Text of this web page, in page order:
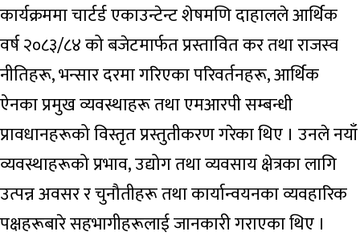
कार्यक्रममा चार्टर्ड एकाउन्टेन्ट शेषमणि दाहालले आर्थिक
वर्ष २०८३/८४ को बजेटमार्फत प्रस्तावित कर तथा राजस्व
नीतिहरू, भन्सार दरमा गरिएका परिवर्तनहरू, आर्थिक
ऐनका प्रमुख व्यवस्थाहरू तथा एमआरपी सम्बन्धी
प्रावधानहरूको विस्तृत प्रस्तुतीकरण गरेका थिए । उनले नयाँ
व्यवस्थाहरूको प्रभाव, उद्योग तथा व्यवसाय क्षेत्रका लागि
उत्पन्न अवसर र चुनौतीहरू तथा कार्यान्वयनका व्यवहारिक
पक्षहरूबारे सहभागीहरूलाई जानकारी गराएका थिए ।